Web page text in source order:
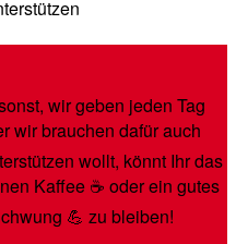
wir geben jeden Tag
wir brauchen dafür auch
wollt, könnt Ihr das
Kaffee ☕️ oder ein gutes
💪 zu bleiben!